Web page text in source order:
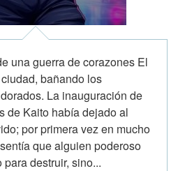
una guerra de corazones El
bañando los
La inauguración de
de Kaito había dejado al
por primera vez en mucho
que alguien poderoso
destruir, sino...